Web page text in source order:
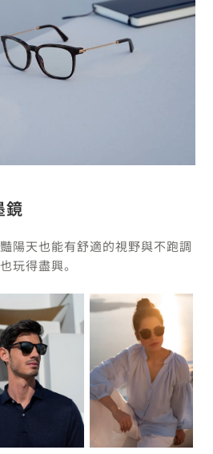
鏡
陽天也能有舒適的視野與不跑調
玩得盡興。